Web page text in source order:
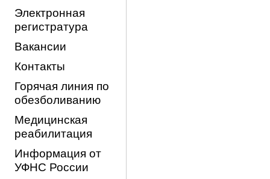
Электронная
регистратура
Вакансии
Контакты
Горячая линия по
обезболиванию
Медицинская
реабилитация
Информация от
УФНС России